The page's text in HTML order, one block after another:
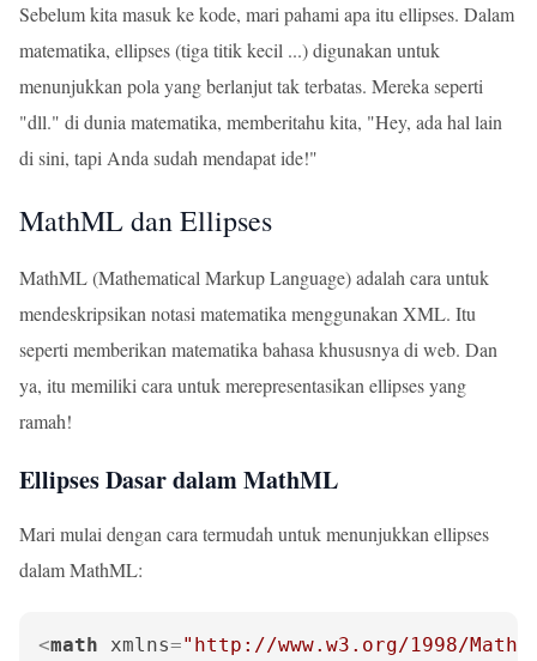
Sebelum kita masuk ke kode, mari pahami apa itu ellipses. Dalam
matematika, ellipses (tiga titik kecil ...) digunakan untuk
menunjukkan pola yang berlanjut tak terbatas. Mereka seperti
"dll." di dunia matematika, memberitahu kita, "Hey, ada hal lain
di sini, tapi Anda sudah mendapat ide!"
MathML dan Ellipses
MathML (Mathematical Markup Language) adalah cara untuk
mendeskripsikan notasi matematika menggunakan XML. Itu
seperti memberikan matematika bahasa khususnya di web. Dan
ya, itu memiliki cara untuk merepresentasikan ellipses yang
ramah!
Ellipses Dasar dalam MathML
Mari mulai dengan cara termudah untuk menunjukkan ellipses
dalam MathML:
<math xmlns="http://www.w3.org/1998/Math/